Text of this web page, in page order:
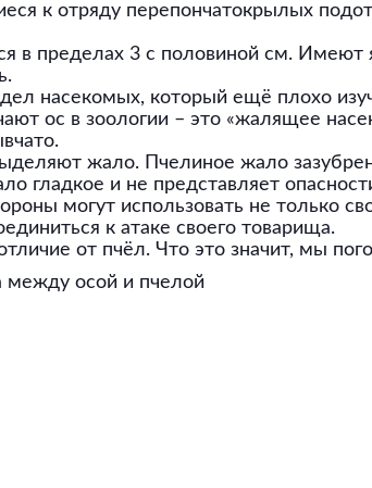
к отряду перепончатокрылых
в пределах 3 с половиной см.
насекомых, который ещё плохо
ос в зоологии – это «жалящее
жало. Пчелиное жало
гладкое и не представляет
могут использовать не только
к атаке своего товарища.
от пчёл. Что это значит, мы